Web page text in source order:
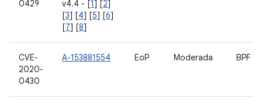
0429
v4.4 - [1] [2]
[3] [4] [5] [6]
[7] [8]
CVE-
2020-
0430
A-153881554 EoP Moderada BPF